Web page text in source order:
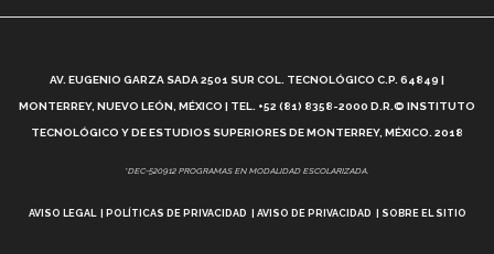
¿Cómo es el Modelo Educativo Tec? (video)
Vida Tec: Feminismo e Inteligencia Artificial, Paola
AV. EUGENIO GARZA SADA 2501 SUR COL. TECNOLÓGICO C.P. 64849 |
MONTERREY, NUEVO LEÓN, MÉXICO | TEL. +52 (81) 8358-2000 D.R.© INSTITUTO
TECNOLÓGICO Y DE ESTUDIOS SUPERIORES DE MONTERREY, MÉXICO. 2018
*DEC-520912 PROGRAMAS EN MODALIDAD ESCOLARIZADA.
AVISO LEGAL POLÍTICAS DE PRIVACIDAD AVISO DE PRIVACIDAD SOBRE EL SITIO